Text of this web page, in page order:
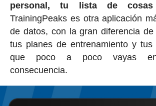
personal, tu lista de
TrainingPeaks es otra aplicación
de datos, con la gran diferencia
tus planes de entrenamiento y tus
que poco a poco vayas
consecuencia.